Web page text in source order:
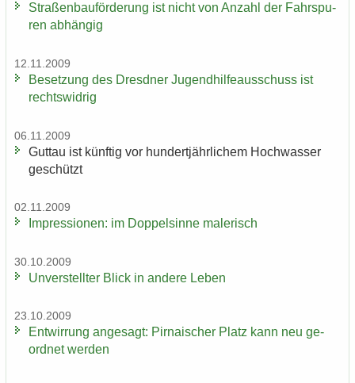
Stra­ßen­bau­för­de­rung ist nicht von An­zahl der Fahr­spu­
ren ab­hän­gig
12.11.2009
Be­set­zung des Dresd­ner Ju­gend­hil­fe­aus­schuss ist
rechts­wid­rig
06.11.2009
Gut­tau ist künf­tig vor hun­dert­jähr­li­chem Hoch­was­ser
ge­schützt
02.11.2009
Im­pres­sio­nen: im Dop­pel­sin­ne ma­le­risch
30.10.2009
Un­ver­stell­ter Blick in an­de­re Leben
23.10.2009
Ent­wir­rung an­ge­sagt: Pir­na­i­scher Platz kann neu ge­
ord­net wer­den